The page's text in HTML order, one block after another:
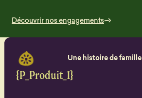
Découvrir nos engagements
Une histoire de famille
{P_Produit_1}